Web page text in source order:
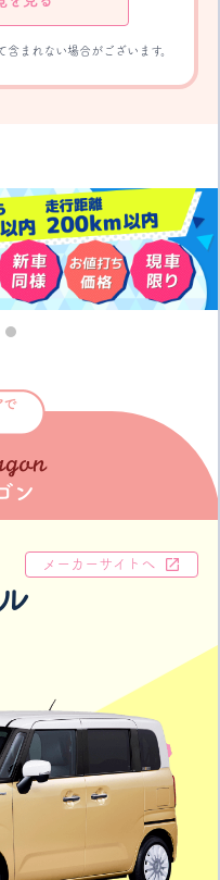
まれない場合がございます。
メーカーサイトへ